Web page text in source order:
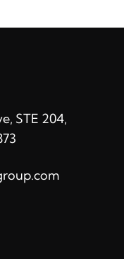
STE 204,